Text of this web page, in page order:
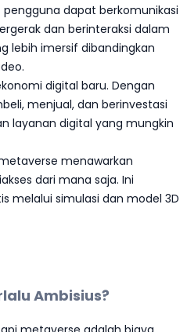
dapat berkomunikasi
dan berinteraksi dalam
lebih imersif dibandingkan
digital baru. Dengan
menjual, dan berinvestasi
layanan digital yang mungkin
menawarkan
dari mana saja. Ini
melalui simulasi dan model 3D
Ambisius?